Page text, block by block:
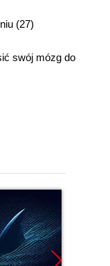
(27)
swój mózg do
(34)
(39)